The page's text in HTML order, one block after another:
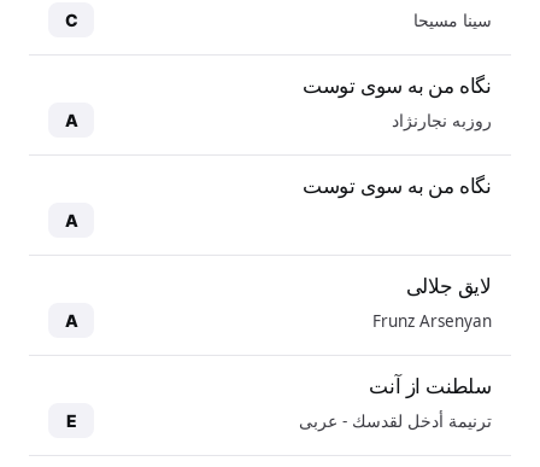
سینا مسیحا C
نگاه من به سوی توست
روزبه نجارنژاد A
نگاه من به سوی توست
A
لایق جلالی
Frunz Arsenyan
A
سلطنت از آنت
ترنيمة أدخل لقدسك - عربی E